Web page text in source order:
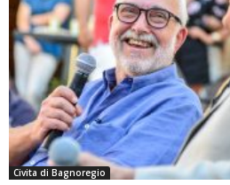
Civita di Bagnoregio